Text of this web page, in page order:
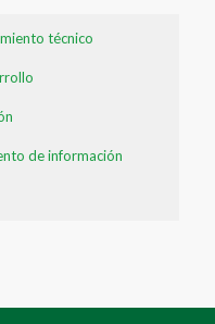
técnico
de información